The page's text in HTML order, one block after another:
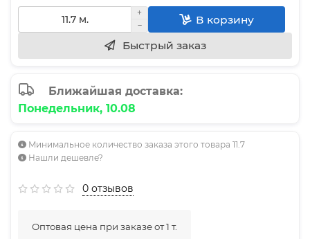
В корзину
Быстрый заказ
Ближайшая доставка:
Понедельник, 10.08
Минимальное количество заказа этого товара 11.7
Нашли дешевле?
0 отзывов
Оптовая цена при заказе от 1 т.